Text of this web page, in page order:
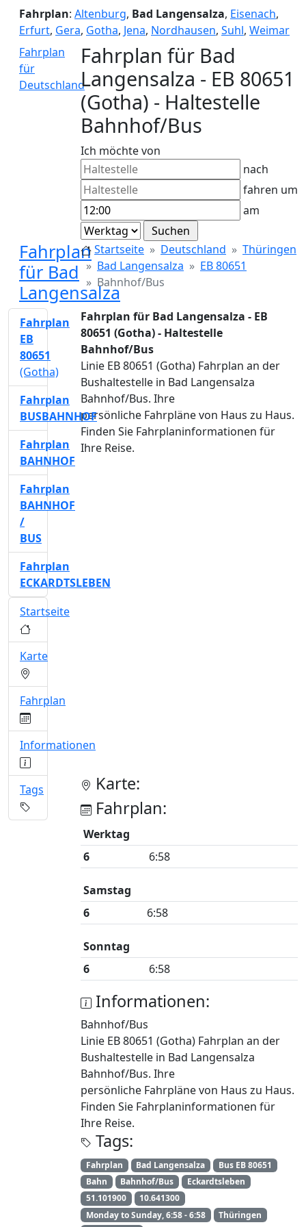
Fahrplan: Altenburg, Bad Langensalza, Eisenach,
Erfurt, Gera, Gotha, Jena, Nordhausen, Suhl, Weimar
Fahrplan
für
Deutschland
Fahrplan für Bad
Langensalza - EB 80651
(Gotha) - Haltestelle
Bahnhof/Bus
Ich möchte von
nach
fahren um
am
Fahrplan
für Bad
Langensalza
Startseite Deutschland
Thüringen
Bad Langensalza
EB 80651
Bahnhof/Bus
Fahrplan für Bad Langensalza - EB
80651 (Gotha) - Haltestelle
Bahnhof/Bus
Linie EB 80651 (Gotha) Fahrplan an der
Bushaltestelle in Bad Langensalza
Bahnhof/Bus. Ihre
persönliche Fahrpläne von Haus zu Haus.
Finden Sie Fahrplaninformationen für
Ihre Reise.
Karte:
Fahrplan:
Werktag
6
6:58
Samstag
6
6:58
Sonntag
6
6:58
Informationen:
Bahnhof/Bus
Linie EB 80651 (Gotha) Fahrplan an der
Bushaltestelle in Bad Langensalza
Bahnhof/Bus. Ihre
persönliche Fahrpläne von Haus zu Haus.
Finden Sie Fahrplaninformationen für
Ihre Reise.
Tags:
Fahrplan Bad Langensalza
Bus EB 80651
Bahn
Bahnhof/Bus
Eckardtsleben
51.101900
10.641300
Monday to Sunday, 6:58 - 6:58
Thüringen
Fahrplan
EB
80651
(Gotha)
Fahrplan
BUSBAHNHOF
Fahrplan
BAHNHOF
Fahrplan
BAHNHOF
/
BUS
Fahrplan
ECKARDTSLEBEN
Startseite
Karte
Fahrplan
Informationen
Tags